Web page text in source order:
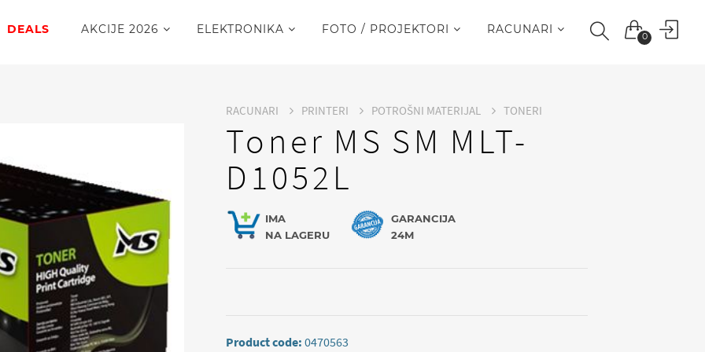
0
DEALS AKCIJE 2026 ELEKTRONIKA FOTO / PROJEKTORI RACUNARI
RACUNARI PRINTERI POTROŠNI MATERIJAL TONERI
Toner MS SM MLT-
D1052L
IMA
NA LAGERU
GARANCIJA
24M
Product code:0470563